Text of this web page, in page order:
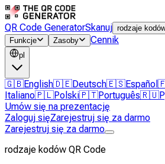
QR Code GeneratorSkanuj rodzaje
Funkcje
Zasoby Cennik
pl
🇬🇧English🇩🇪Deutsch🇪🇸Español
Italiano🇵🇱Polski🇵🇹Português🇷🇺
Umów się na prezentację
Zaloguj sięZarejestruj się za darmo
Zarejestruj się za darmo
rodzaje kodów QR Code